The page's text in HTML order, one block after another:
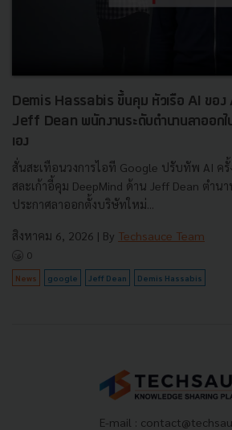
Demis Hassabis ขึ้นคุม หัวเรือ AI ขอ
Jeff Dean พนักงานระดับตำนานลาออก
เอง
สั่นสะเทือนวงการไอที Google ปรับทัพ AI ครั้
สละเก้าอี้คุม DeepMind ด้าน Jeff Dean ตำ
ประกาศลาออกตั้งบริษัทใหม่...
สิงหาคม 6, 2026 | By Techsauce Team
0
News google Jeff Dean Demis Hassabis
E-mail :